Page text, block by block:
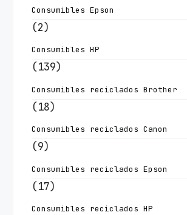
Consumibles Epson
(2)
Consumibles HP
(139)
Consumibles reciclados Brother
(18)
Consumibles reciclados Canon
(9)
Consumibles reciclados Epson
(17)
Consumibles reciclados HP